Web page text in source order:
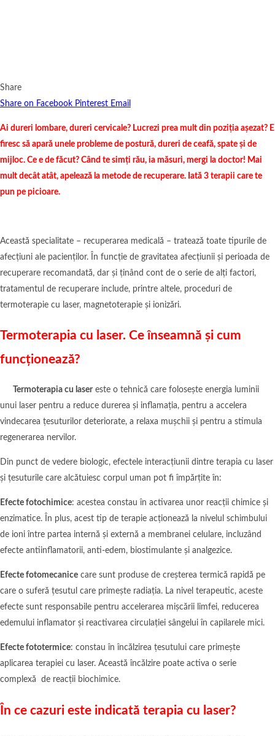
Share
Share on Facebook Pinterest Email
Ai dureri lombare, dureri cervicale? Lucrezi prea mult din poziția așezat? E
firesc să apară unele probleme de postură, dureri de ceafă, spate și de
mijloc. Ce e de făcut? Când te simți rău, ia măsuri, mergi la doctor! Mai
mult decât atât, apelează la metode de recuperare. Iată 3 terapii care te
pun pe picioare.
Această specialitate – recuperarea medicală – tratează toate tipurile de
afecțiuni ale pacienților. În funcție de gravitatea afecțiunii și perioada de
recuperare recomandată, dar și ținând cont de o serie de alți factori,
tratamentul de recuperare include, printre altele, proceduri de
termoterapie cu laser, magnetoterapie și ionizări.
Termoterapia cu laser. Ce înseamnă și cum
funcționează?
Termoterapia cu laser este o tehnică care folosește energia luminii
unui laser pentru a reduce durerea și inflamația, pentru a accelera
vindecarea țesuturilor deteriorate, a relaxa mușchii și pentru a stimula
regenerarea nervilor.
Din punct de vedere biologic, efectele interacțiunii dintre terapia cu laser
și țesuturile care alcătuiesc corpul uman pot fi împărțite în:
Efecte fotochimice: acestea constau în activarea unor reacții chimice și
enzimatice. În plus, acest tip de terapie acționează la nivelul schimbului
de ioni între partea internă și externă a membranei celulare, incluzând
efecte antiinflamatorii, anti-edem, biostimulante și analgezice.
Efecte fotomecanice care sunt produse de creșterea termică rapidă pe
care o suferă țesutul care primește radiația. La nivel terapeutic, aceste
efecte sunt responsabile pentru accelerarea mișcării limfei, reducerea
edemului inflamator și reactivarea circulației sângelui în capilarele mici.
Efecte fototermice: constau în încălzirea țesutului care primește
aplicarea terapiei cu laser. Această încălzire poate activa o serie
complexă de reacții biochimice.
În ce cazuri este indicată terapia cu laser?